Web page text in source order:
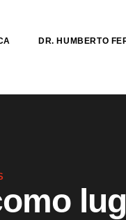
DR. HUMBERTO